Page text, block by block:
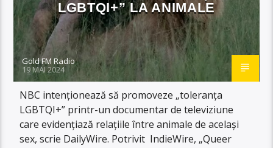
LGBTQI+” LA ANIMALE
Gold FM Radio
19 MAI 2024
NBC intenționează să promoveze „toleranța
LGBTQI+” printr-un documentar de televiziune
care evidențiază relațiile între animale de același
sex, scrie DailyWire. Potrivit IndieWire, „Queer